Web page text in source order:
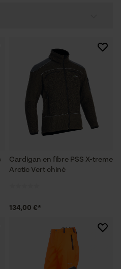
Cardigan en fibre PSS X-treme
Arctic Vert chiné
134,00 €*